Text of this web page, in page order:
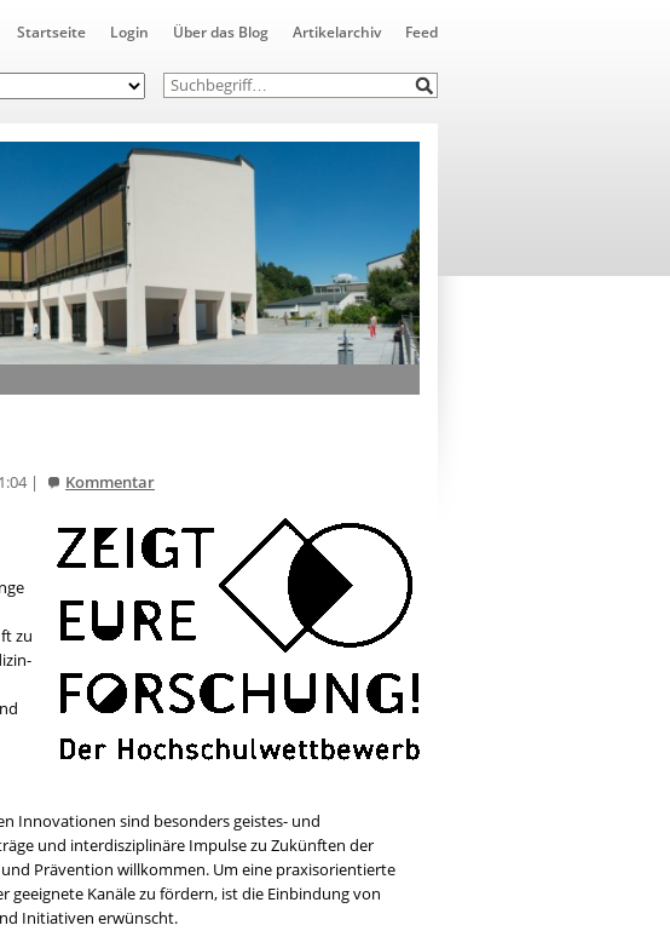
Startseite Login Über das Blog Artikelarchiv Feed
| Kommentar
zu
Innovationen sind besonders geistes- und
und interdisziplinäre Impulse zu Zukünften der
Prävention willkommen. Um eine praxisorientierte
Kanäle zu fördern, ist die Einbindung von
Initiativen erwünscht.